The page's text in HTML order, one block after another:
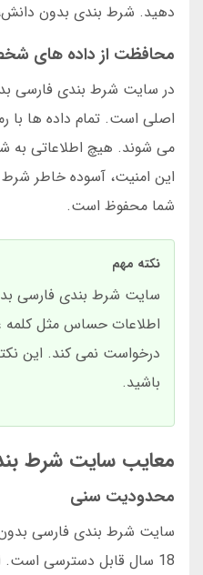
دهید. شرط بندی بدون
محافظت از داده های
در سایت شرط بندی فارسی
می شوند. هیچ اطلاعاتی به
این امنیت، آسوده خاطر
شما محفوظ است.
نکته مهم
سایت شرط بندی فارسی
اطلاعات حساس مثل کلمه
درخواست نمی کند. این
باشید.
معایب سایت شرط
محدودیت سنی
سایت شرط بندی فارسی بدون
18 سال قابل دسترسی